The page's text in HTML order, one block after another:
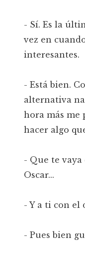
- Sí. Es la
vez en
interesantes.
- Está bien.
alternativa
hora más me
hacer algo
- Que te
Oscar...
- Y a ti con el
- Pues bien